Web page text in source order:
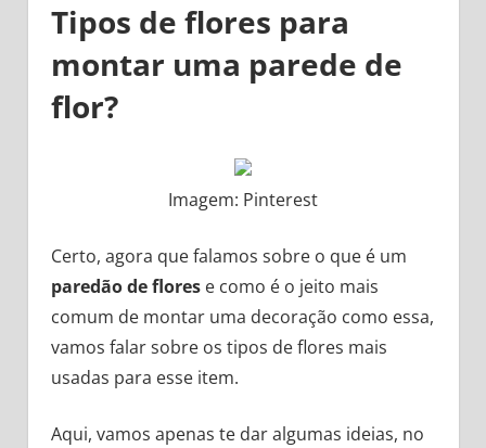
Tipos de flores para
montar uma parede de
flor?
Imagem: Pinterest
Certo, agora que falamos sobre o que é um
paredão de florese como é o jeito mais
comum de montar uma decoração como essa,
vamos falar sobre os tipos de flores mais
usadas para esse item.
Aqui, vamos apenas te dar algumas ideias, no